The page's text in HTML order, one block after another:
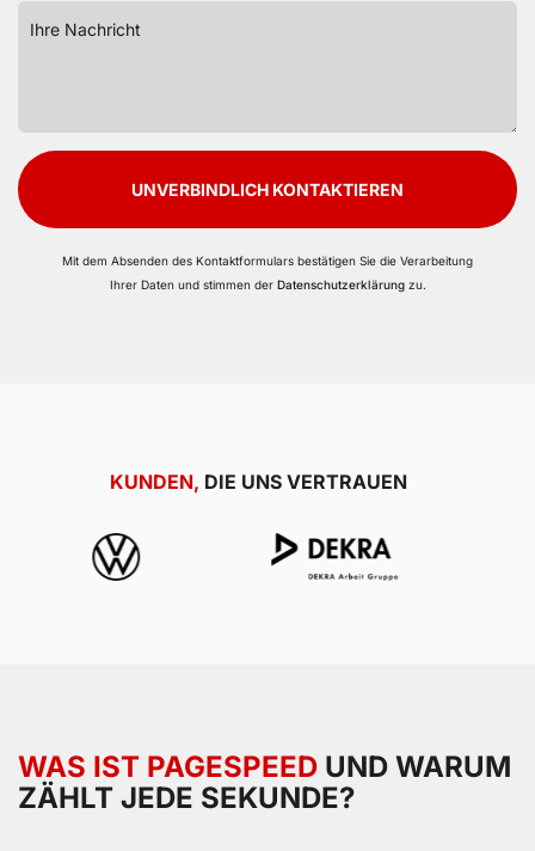
UNVERBINDLICH KONTAKTIEREN
Mit dem Absenden des Kontaktformulars bestätigen Sie die Verarbeitung
Ihrer Daten und stimmen der Datenschutzerklärungzu.
KUNDEN, DIE UNS VERTRAUEN
WAS IST PAGESPEED UND WARUM
ZÄHLT JEDE SEKUNDE?